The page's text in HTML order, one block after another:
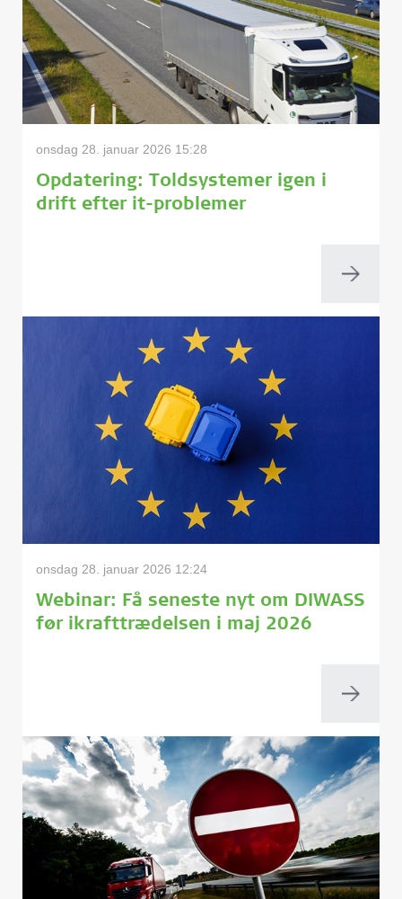
onsdag 28. januar 2026 15:28
Opdatering: Toldsystemer igen i
drift efter it-problemer
onsdag 28. januar 2026 12:24
Webinar: Få seneste nyt om DIWASS
før ikrafttrædelsen i maj 2026